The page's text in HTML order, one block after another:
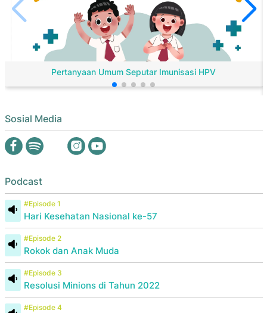
Pertanyaan Umum Seputar Imunisasi HPV
Sosial Media
Podcast
#Episode 1
Hari Kesehatan Nasional ke-57
#Episode 2
Rokok dan Anak Muda
#Episode 3
Resolusi Minions di Tahun 2022
#Episode 4